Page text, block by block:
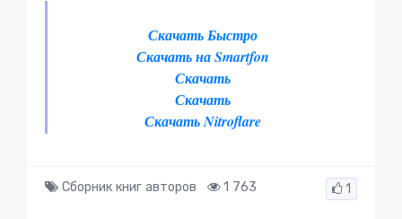
Скачать Быстро
Скачать на Smartfon
Скачать
Скачать
Скачать Nitroflare
Сборник книг авторов 1 763 1